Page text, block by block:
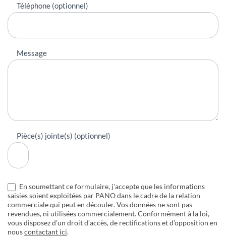
Téléphone (optionnel)
Message
Pièce(s) jointe(s) (optionnel)
En soumettant ce formulaire, j’accepte que les informations
saisies soient exploitées par PANO dans le cadre de la relation
commerciale qui peut en découler. Vos données ne sont pas
revendues, ni utilisées commercialement. Conformément à la loi,
vous disposez d’un droit d’accès, de rectifications et d’opposition en
nouscontactant ici.